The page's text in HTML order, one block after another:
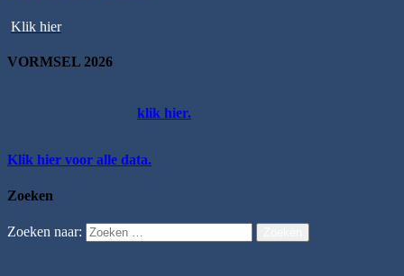
Klik hier
VORMSEL 2026
klik hier.
Klik hier voor alle data.
Zoeken
Zoeken naar: